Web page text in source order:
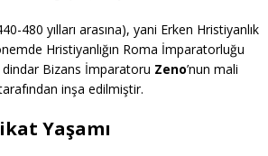
480 yılları arasına), yani Erken Hristiyanlık
Hristiyanlığın Roma İmparatorluğu
Bizans İmparatoru Zeno’nun mali
inşa edilmiştir.
Yaşamı